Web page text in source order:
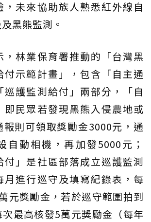
，未來協助族人熟悉紅外線自
黑熊監測。
，林業保育署推動的「台灣黑
付示範計畫」，包含「自主通
巡護監測給付」兩部分，「自
即民眾若發現黑熊入侵農地或
報則可領取獎勵金3000元，通
自動相機，再加發5000元；
付」是社區部落成立巡護監測
月進行巡守及填寫紀錄表，每
元獎勵金，若於巡守範圍拍到
最高核發5萬元獎勵金（每年